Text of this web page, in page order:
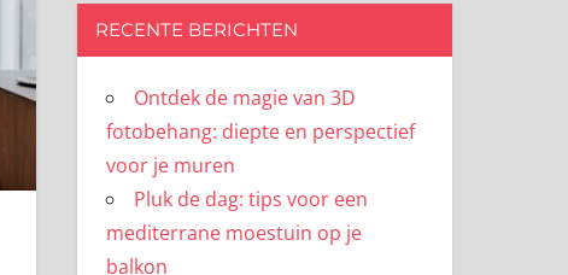
RECENTE BERICHTEN
Ontdek de magie van 3D
fotobehang: diepte en perspectief
voor je muren
Pluk de dag: tips voor een
mediterrane moestuin op je
balkon